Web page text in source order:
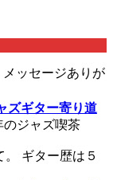
メッセージありが
ズギター寄り道
ジャズ喫茶
ギター歴は５